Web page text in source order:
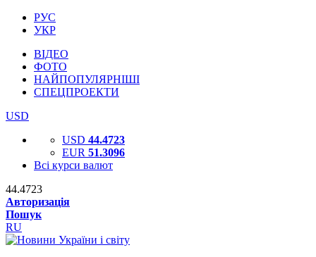
РУС
УКР
ВІДЕО
ФОТО
НАЙПОПУЛЯРНІШІ
СПЕЦПРОЕКТИ
USD
USD 44.4723
EUR 51.3096
Всі курси валют
44.4723
Авторизація
Пошук
RU